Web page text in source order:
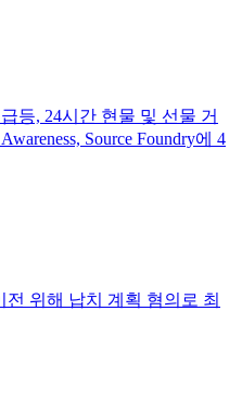
등, 24시간 현물 및 선물 거
Source Foundry에 4
위해 납치 계획 혐의로 최